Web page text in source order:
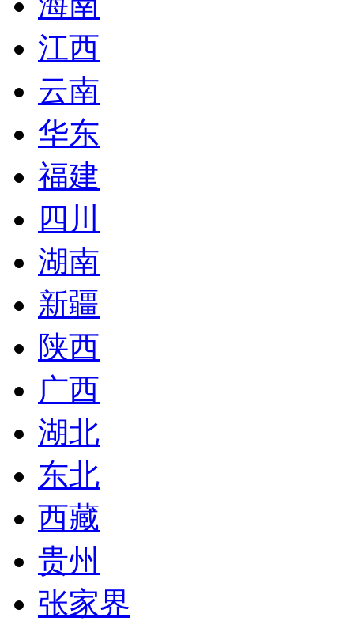
江西
云南
华东
福建
四川
湖南
新疆
陕西
广西
湖北
东北
西藏
贵州
张家界